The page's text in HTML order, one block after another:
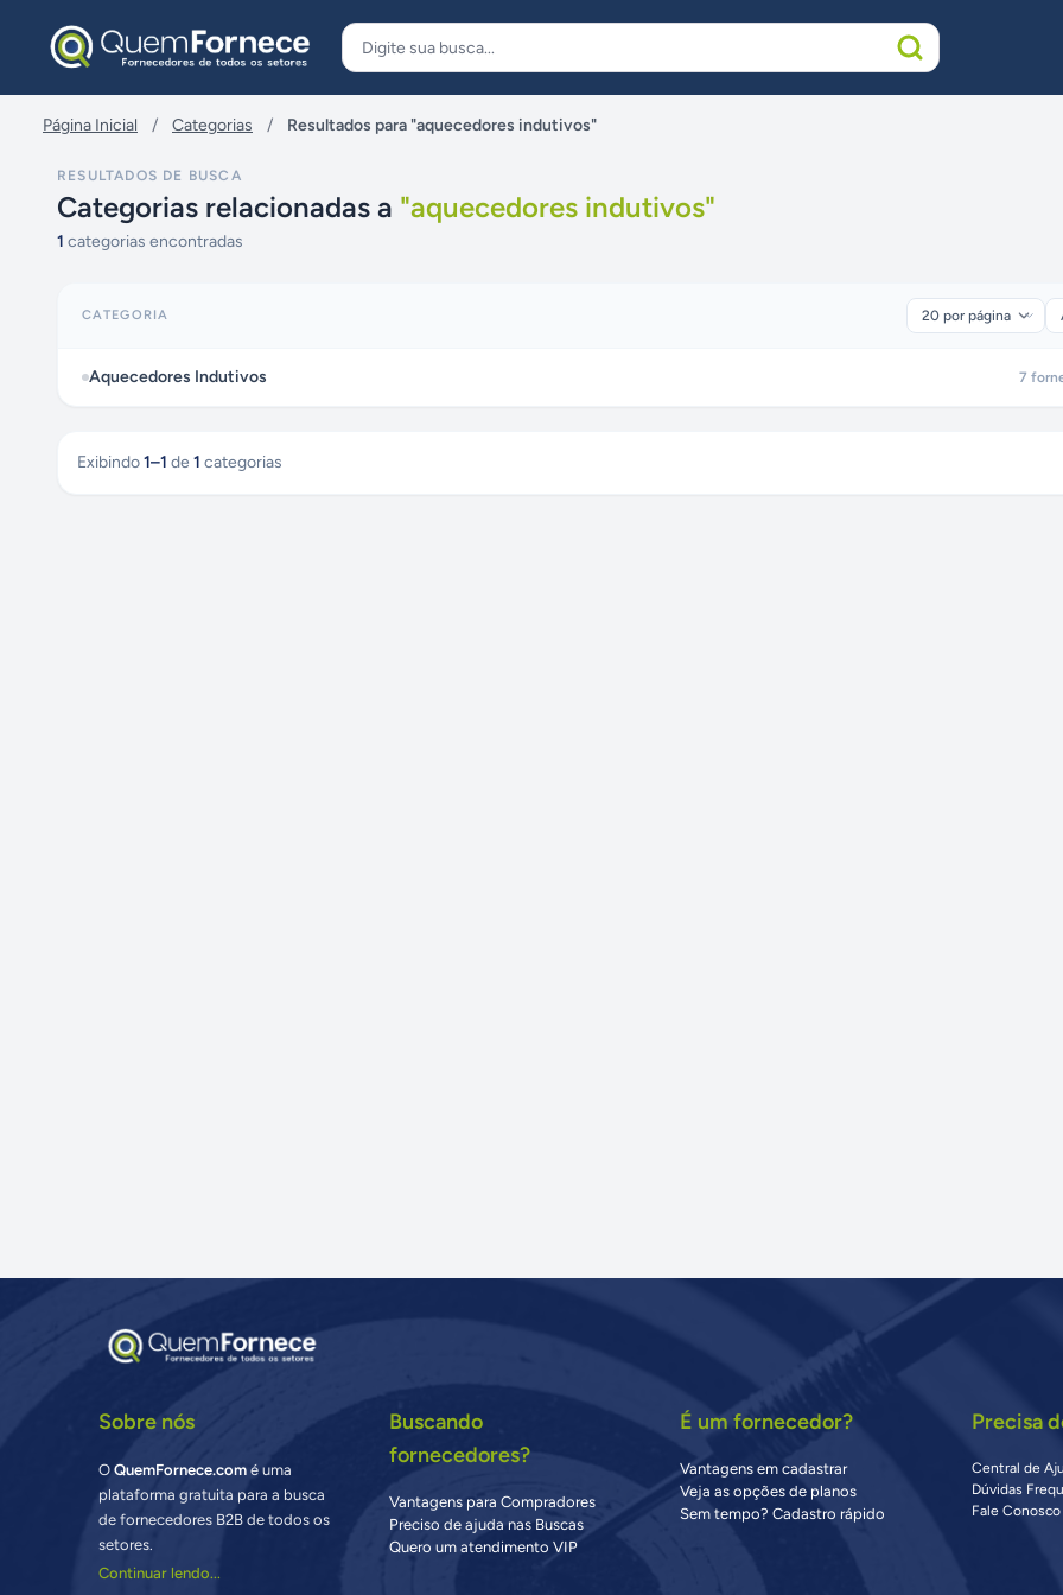
Página Inicial / Categorias / Resultados para "aquecedores indutivos"
RESULTADOS DE BUSCA
Categorias relacionadas a "aquecedores indutivos"
1 categorias encontradas
CATEGORIA
Aquecedores Indutivos 7
Exibindo1–1 de 1 categorias
Sobre nós
OQuemFornece.com é uma
plataforma gratuita para a busca
de fornecedores B2B de todos os
setores.
Continuar lendo...
Buscando
fornecedores?
Vantagens para Compradores
Preciso de ajuda nas Buscas
Quero um atendimento VIP
É um fornecedor?
Vantagens em cadastrar
Veja as opções de planos
Sem tempo? Cadastro rápido
Precisa
Central de
Dúvidas
Fale Conosco